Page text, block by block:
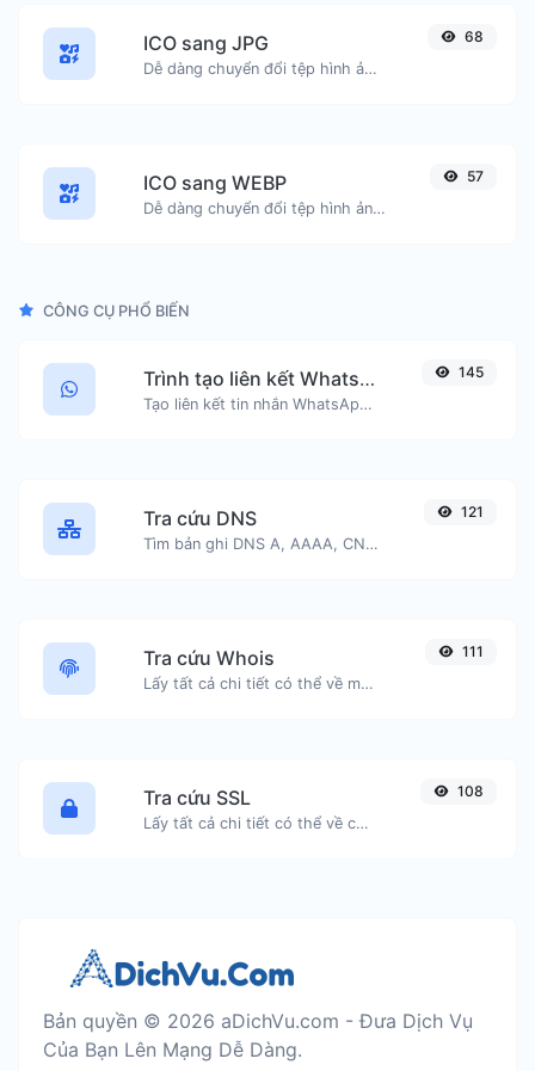
ICO sang JPG
Dễ dàng chuyển đổi tệp hình ảnh ICO sang JPG.
68
ICO sang WEBP
Dễ dàng chuyển đổi tệp hình ảnh ICO sang WEBP.
57
CÔNG CỤ PHỔ BIẾN
Trình tạo liên kết WhatsApp
Tạo liên kết tin nhắn WhatsApp một cách dễ dàng.
145
Tra cứu DNS
Tìm bản ghi DNS A, AAAA, CNAME, MX, NS, TXT, SOA của một máy chủ.
121
Tra cứu Whois
Lấy tất cả chi tiết có thể về một tên miền.
111
Tra cứu SSL
Lấy tất cả chi tiết có thể về chứng chỉ SSL.
108
Bản quyền © 2026 aDichVu.com - Đưa Dịch Vụ
Của Bạn Lên Mạng Dễ Dàng.